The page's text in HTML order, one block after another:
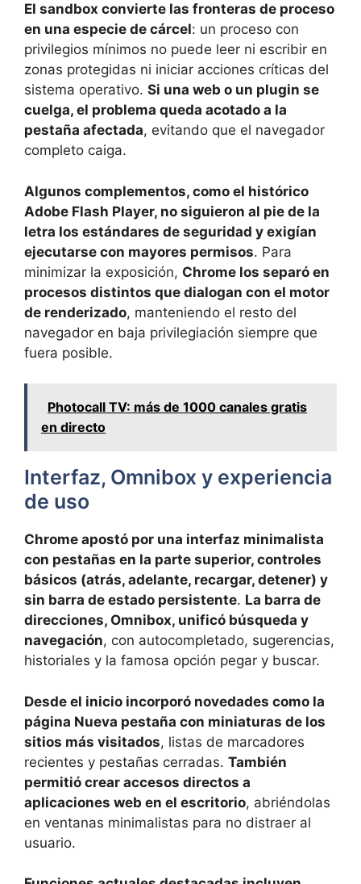
El sandbox convierte las fronteras de proceso
en una especie de cárcel: un proceso con
privilegios mínimos no puede leer ni escribir en
zonas protegidas ni iniciar acciones críticas del
sistema operativo. Si una web o un plugin se
cuelga, el problema queda acotado a la
pestaña afectada, evitando que el navegador
completo caiga.
Algunos complementos, como el histórico
Adobe Flash Player, no siguieron al pie de la
letra los estándares de seguridad y exigían
ejecutarse con mayores permisos. Para
minimizar la exposición, Chrome los separó en
procesos distintos que dialogan con el motor
de renderizado, manteniendo el resto del
navegador en baja privilegiación siempre que
fuera posible.
Photocall TV: más de 1000 canales gratis
en directo
Interfaz, Omnibox y experiencia
de uso
Chrome apostó por una interfaz minimalista
con pestañas en la parte superior, controles
básicos (atrás, adelante, recargar, detener) y
sin barra de estado persistente. La barra de
direcciones, Omnibox, unificó búsqueda y
navegación, con autocompletado, sugerencias,
historiales y la famosa opción pegar y buscar.
Desde el inicio incorporó novedades como la
página Nueva pestaña con miniaturas de los
sitios más visitados, listas de marcadores
recientes y pestañas cerradas. También
permitió crear accesos directos a
aplicaciones web en el escritorio, abriéndolas
en ventanas minimalistas para no distraer al
usuario.